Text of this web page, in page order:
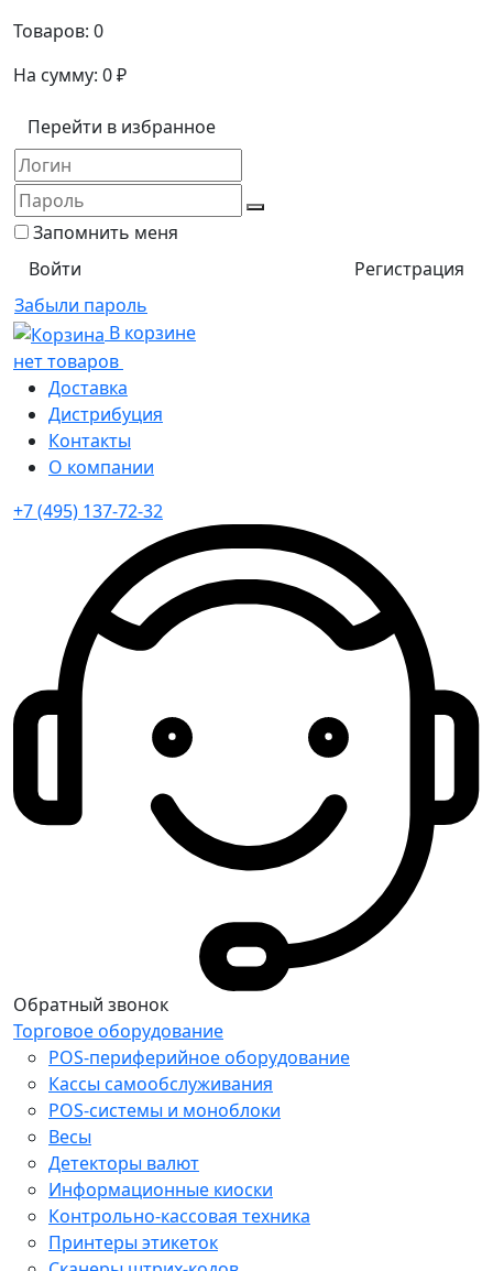
Товаров: 0
На сумму: 0₽
Перейти в избранное
Запомнить меня
Регистрация
Забыли пароль
В корзине
нет товаров
Доставка
Дистрибуция
Контакты
О компании
+7 (495) 137-72-32
Обратный звонок
Торговое оборудование
POS-периферийное оборудование
Кассы самообслуживания
POS-системы и моноблоки
Весы
Детекторы валют
Информационные киоски
Контрольно-кассовая техника
Принтеры этикеток